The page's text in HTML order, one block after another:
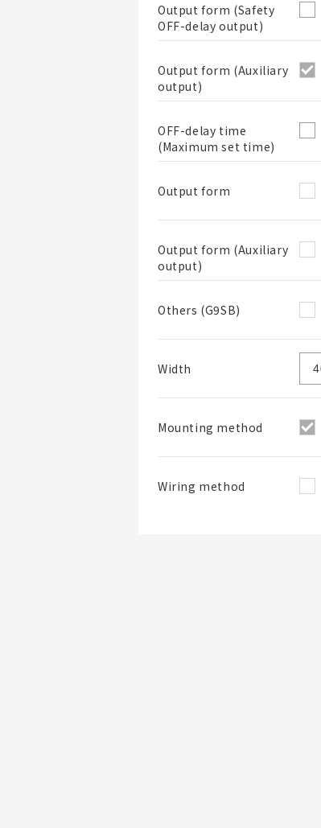
Output form (Safety
OFF-delay output)
Output form (Auxiliary
output)
OFF-delay time
(Maximum set time)
Output form
Output form (Auxiliary
output)
Others (G9SB)
Width
Mounting method
Wiring method